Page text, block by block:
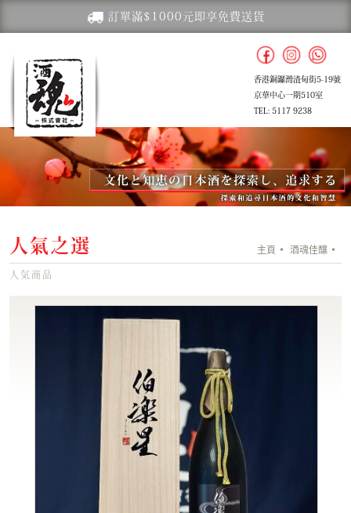
訂單滿$1000元即享免費送貨
香港銅鑼灣渣甸街5-19號
京華中心一期510室
TEL: 5117 9238
人氣之選 主頁 酒魂佳釀
人気商品